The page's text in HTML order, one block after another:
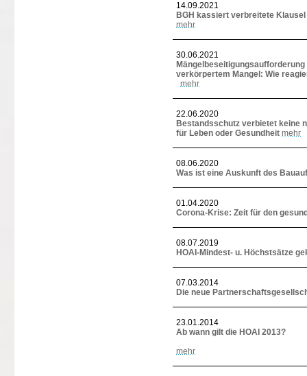
14.09.2021
BGH kassiert verbreitete
mehr
30.06.2021
verkörpertem Mangel: Wie
mehr
22.06.2020
Bestandsschutz verbietet keine
für Leben oder Gesundheit mehr
08.06.2020
Was ist eine Auskunft des
01.04.2020
Corona-Krise: Zeit für den
08.07.2019
HOAI-Mindest- u. Höchstsätze
07.03.2014
Die neue
23.01.2014
Ab wann gilt die HOAI 2013?
mehr